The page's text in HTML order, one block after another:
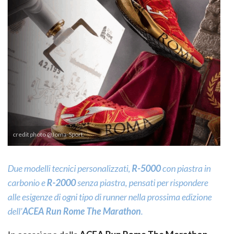
credit photo @Joma-Sport.
Due modelli tecnici personalizzati,R-5000con piastra in
carbonio eR-2000senza piastra, pensati per rispondere
alle esigenze di ogni tipo di runner nella prossima edizione
dell’ACEA Run Rome The Marathon.